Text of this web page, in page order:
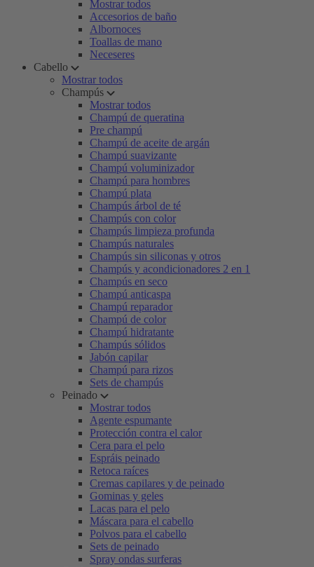
Mostrar todos
Accesorios de baño
Albornoces
Toallas de mano
Neceseres
Cabello
Mostrar todos
Champús
Mostrar todos
Champú de queratina
Pre champú
Champú de aceite de argán
Champú suavizante
Champú voluminizador
Champú para hombres
Champú plata
Champús árbol de té
Champús con color
Champús limpieza profunda
Champús naturales
Champús sin siliconas y otros
Champús y acondicionadores 2 en 1
Champús en seco
Champú anticaspa
Champú reparador
Champú de color
Champú hidratante
Champús sólidos
Jabón capilar
Champú para rizos
Sets de champús
Peinado
Mostrar todos
Agente espumante
Protección contra el calor
Cera para el pelo
Espráis peinado
Retoca raíces
Cremas capilares y de peinado
Gominas y geles
Lacas para el pelo
Máscara para el cabello
Polvos para el cabello
Sets de peinado
Spray ondas surferas